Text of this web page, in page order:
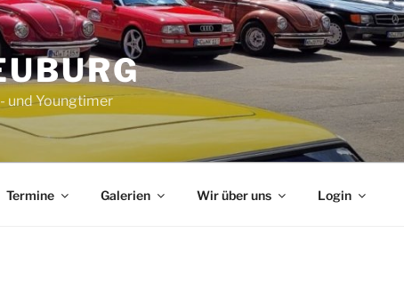
und Youngtimer
Termine Galerien Wir über uns Login